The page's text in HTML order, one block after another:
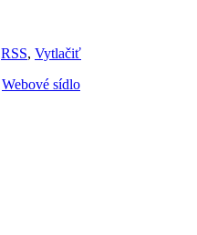
RSS, Vytlačiť
Webové sídlo